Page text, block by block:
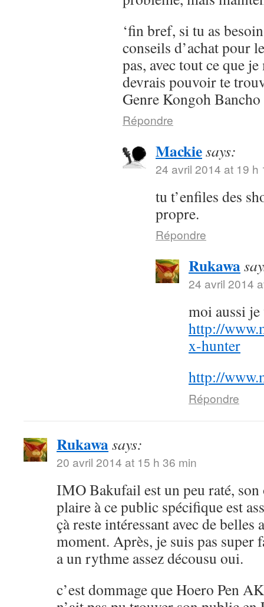
‘fin bref, si tu as
conseils d’achat pour
pas, avec tout ce que
devrais pouvoir te
Genre Kongoh Bancho
Répondre
Mackiesays:
24 avril 2014 at 19 h
tu t’enfiles des
propre.
Répondre
Rukawa
24 avril 2014
moi aussi
http://
x-hunter
http://
Répondre
Rukawasays:
20 avril 2014 at 15 h 36 min
IMO Bakufail est un peu raté,
plaire à ce public spécifique est
çà reste intéressant avec de belles
moment. Après, je suis pas super
a un rythme assez décousu oui.
c’est dommage que Hoero Pen